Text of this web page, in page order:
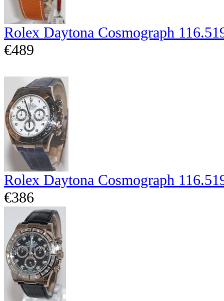
Rolex Daytona Cosmograph
€489
Rolex Daytona Cosmograph
€386